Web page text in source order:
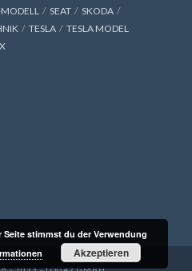
SEAT
SKODA
TESLA
TESLA MODEL
stimmst du der Verwendung
Akzeptieren